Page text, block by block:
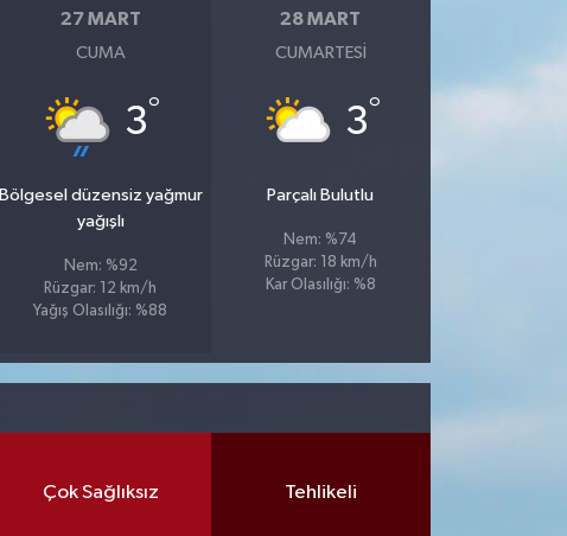
27 MART
CUMA
3°
Bölgesel düzensiz yağmur
yağışlı
Nem: %92
Rüzgar: 12 km/h
Yağış Olasılığı: %88
28 MART
CUMARTESI
3°
Parçalı Bulutlu
Nem: %74
Rüzgar: 18 km/h
Kar Olasılığı: %8
Çok Sağlıksız Tehlikeli